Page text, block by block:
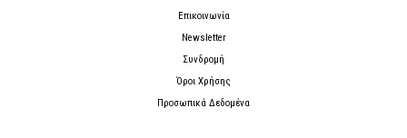
Επικοινωνία
Newsletter
Συνδρομή
Όροι Χρήσης
Προσωπικά Δεδομένα